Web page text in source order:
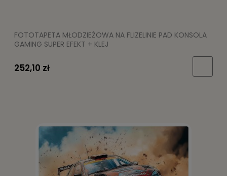
FOTOTAPETA MŁODZIEŻOWA NA FLIZELINIE PAD KONSOLA
GAMING SUPER EFEKT + KLEJ
252,10 zł